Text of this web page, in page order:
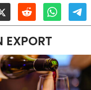
EXPORT